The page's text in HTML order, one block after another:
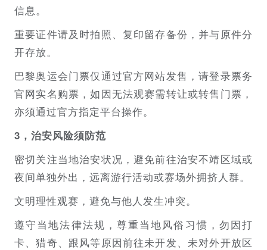
信息。
重要证件请及时拍照、复印留存备份，并与原件分
开存放。
巴黎奥运会门票仅通过官方网站发售，请登录票务
官网实名购票，如因无法观赛需转让或转售门票，
亦须通过官方指定平台操作。
3，治安风险须防范
密切关注当地治安状况，避免前往治安不靖区域或
夜间单独外出，远离游行活动或赛场外拥挤人群。
文明理性观赛，避免与他人发生冲突。
遵守当地法律法规，尊重当地风俗习惯，勿因打
卡、猎奇、跟风等原因前往未开发、未对外开放区